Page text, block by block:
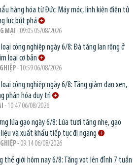
hàng hóa từ Đức: Máy móc, linh kiện điện tử
lực bứt phá
MẠI - 09:05 05/08/2026
loại công nghiệp ngày 6/8: Đà tăng lan rộng ở
loại cơ bản
- 10:59 06/08/2026
công nghiệp ngày 6/8: Tăng giảm đan xen,
phân hóa duy trì
- 10:47 06/08/2026
lúa gạo ngày 6/8: Lúa tươi tăng nhẹ, gạo
và xuất khẩu tiếp tục đi ngang
- 09:14 06/08/2026
thế giới hôm nay 6/8: Tăng vọt lên đỉnh 7 tuần